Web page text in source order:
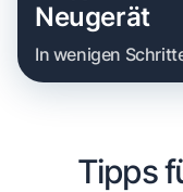
Neugerät
In wenigen
Tipps